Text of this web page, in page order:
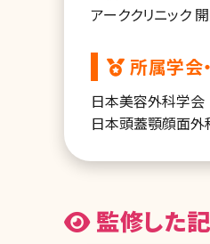
アーククリニック
所属学会
日本美容外科学会
日本頭蓋顎顔面外
監修した